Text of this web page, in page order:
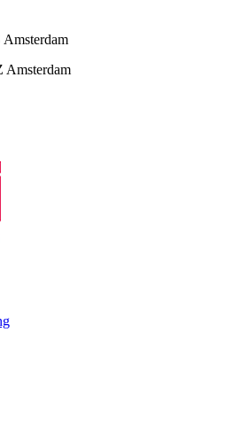
Amsterdam
Amsterdam